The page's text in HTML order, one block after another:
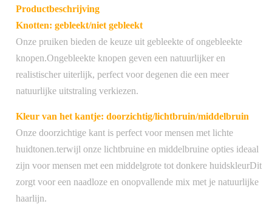
Productbeschrijving
Knotten: gebleekt/niet gebleekt
Onze pruiken bieden de keuze uit gebleekte of ongebleekte
knopen.Ongebleekte knopen geven een natuurlijker en
realistischer uiterlijk, perfect voor degenen die een meer
natuurlijke uitstraling verkiezen.
Kleur van het kantje: doorzichtig/lichtbruin/middelbruin
Onze doorzichtige kant is perfect voor mensen met lichte
huidtonen.terwijl onze lichtbruine en middelbruine opties ideaal
zijn voor mensen met een middelgrote tot donkere huidskleurDit
zorgt voor een naadloze en onopvallende mix met je natuurlijke
haarlijn.